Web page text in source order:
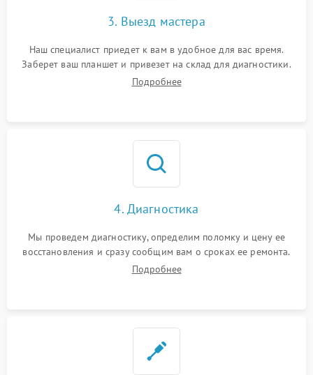
3. Выезд мастера
Наш специалист приедет к вам в удобное для вас время.
Заберет ваш планшет и привезет на склад для диагностики.
Подробнее
4. Диагностика
Мы проведем диагностику, определим поломку и цену ее
восстановления и сразу сообщим вам о сроках ее ремонта.
Подробнее